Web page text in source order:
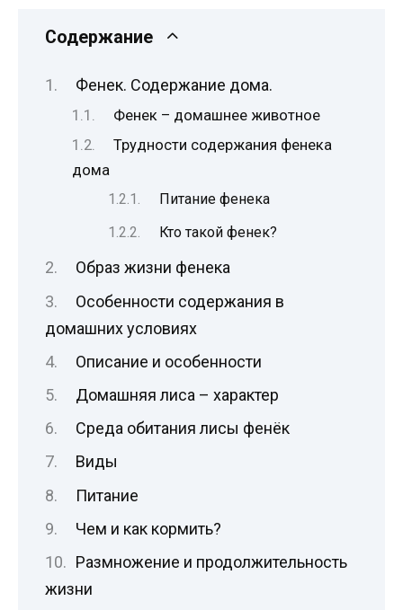
Содержание
Фенек. Содержание дома.
Фенек – домашнее животное
Трудности содержания фенека
дома
Питание фенека
Кто такой фенек?
Образ жизни фенека
Особенности содержания в
домашних условиях
Описание и особенности
Домашняя лиса – характер
Среда обитания лисы фенёк
Виды
Питание
Чем и как кормить?
Размножение и продолжительность
жизни